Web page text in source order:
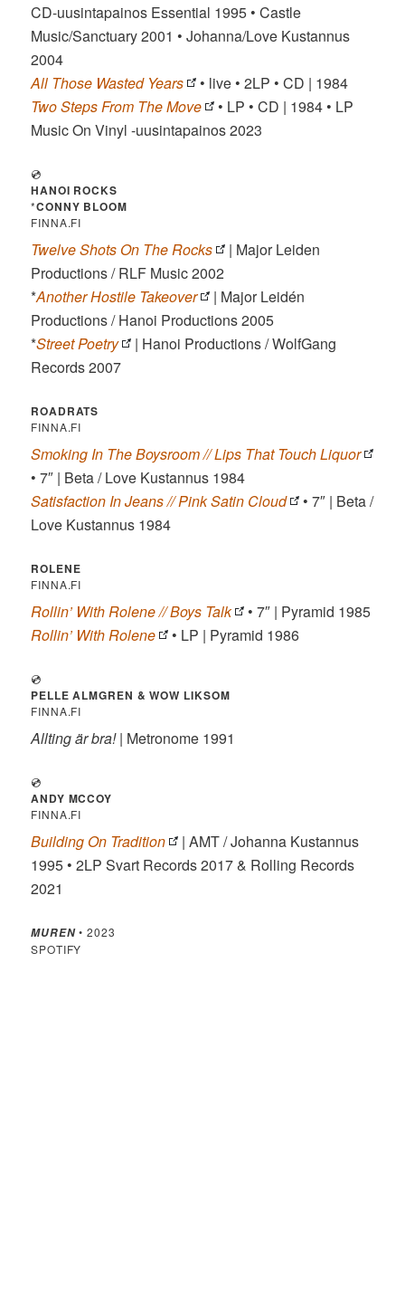
CD-uusintapainos Essential 1995 • Castle
Music/Sanctuary 2001 • Johanna/Love Kustannus
2004
All Those Wasted Years
• live • 2LP • CD | 1984
Two Steps From The Move
• LP • CD | 1984 • LP
Music On Vinyl -uusintapainos 2023
💿
HANOI ROCKS
*CONNY BLOOM
FINNA.FI
Twelve Shots On The Rocks
| Major Leiden
Productions / RLF Music 2002
*Another Hostile Takeover
| Major Leidén
Productions / Hanoi Productions 2005
*Street Poetry
| Hanoi Productions / WolfGang
Records 2007
ROADRATS
FINNA.FI
Smoking In The Boysroom // Lips That Touch Liquor
• 7″ | Beta / Love Kustannus 1984
Satisfaction In Jeans // Pink Satin Cloud
• 7″ | Beta /
Love Kustannus 1984
ROLENE
FINNA.FI
Rollin’ With Rolene // Boys Talk
• 7″ | Pyramid 1985
Rollin’ With Rolene
• LP | Pyramid 1986
💿
PELLE ALMGREN & WOW LIKSOM
FINNA.FI
Allting är bra!| Metronome 1991
💿
ANDY MCCOY
FINNA.FI
Building On Tradition
| AMT / Johanna Kustannus
1995 • 2LP Svart Records 2017 & Rolling Records
2021
MUREN• 2023
SPOTIFY